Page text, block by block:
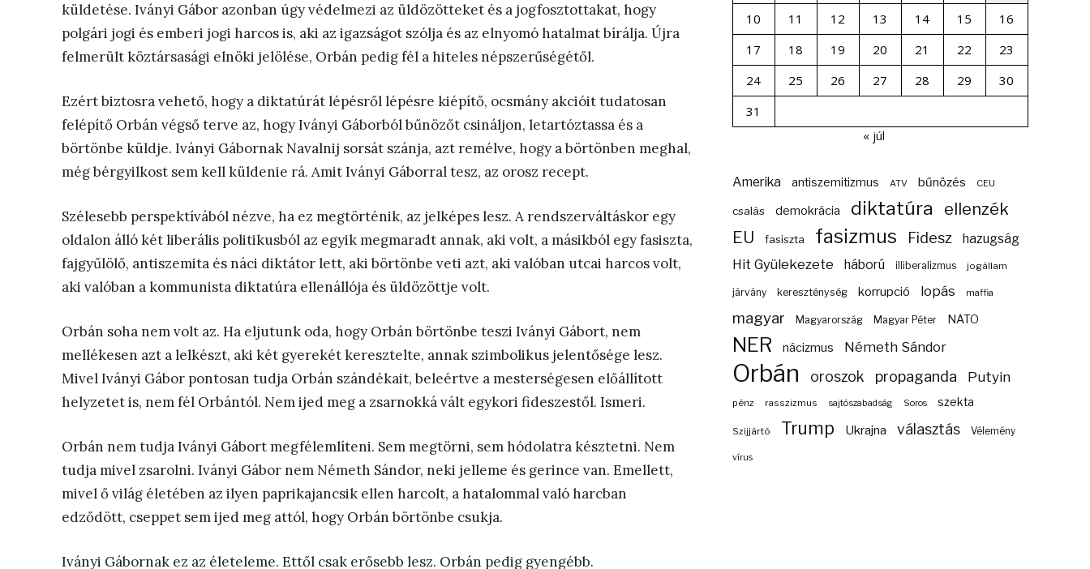
küldetése. Iványi Gábor azonban úgy védelmezi az üldözötteket és a jogfosztottakat, hogy
polgári jogi és emberi jogi harcos is, aki az igazságot szólja és az elnyomó hatalmat bírálja. Újra
felmerült köztársasági elnöki jelölése, Orbán pedig fél a hiteles népszerűségétől.
Ezért biztosra vehető, hogy a diktatúrát lépésről lépésre kiépítő, ocsmány akcióit tudatosan
felépítő Orbán végső terve az, hogy Iványi Gáborból bűnözőt csináljon, letartóztassa és a
börtönbe küldje. Iványi Gábornak Navalnij sorsát szánja, azt remélve, hogy a börtönben meghal,
még bérgyilkost sem kell küldenie rá. Amit Iványi Gáborral tesz, az orosz recept.
Szélesebb perspektívából nézve, ha ez megtörténik, az jelképes lesz. A rendszerváltáskor egy
oldalon álló két liberális politikusból az egyik megmaradt annak, aki volt, a másikból egy fasiszta,
fajgyűlölő, antiszemita és náci diktátor lett, aki börtönbe veti azt, aki valóban utcai harcos volt,
aki valóban a kommunista diktatúra ellenállója és üldözöttje volt.
Orbán soha nem volt az. Ha eljutunk oda, hogy Orbán börtönbe teszi Iványi Gábort, nem
mellékesen azt a lelkészt, aki két gyerekét keresztelte, annak szimbolikus jelentősége lesz.
Mivel Iványi Gábor pontosan tudja Orbán szándékait, beleértve a mesterségesen előállított
helyzetet is, nem fél Orbántól. Nem ijed meg a zsarnokká vált egykori fideszestől. Ismeri.
Orbán nem tudja Iványi Gábort megfélemlíteni. Sem megtörni, sem hódolatra késztetni. Nem
tudja mivel zsarolni. Iványi Gábor nem Németh Sándor, neki jelleme és gerince van. Emellett,
mivel ő világ életében az ilyen paprikajancsik ellen harcolt, a hatalommal való harcban
edződött, cseppet sem ijed meg attól, hogy Orbán börtönbe csukja.
Iványi Gábornak ez az életeleme. Ettől csak erősebb lesz. Orbán pedig gyengébb.
10
11 12 13 14 15
16
17
18 19 20 21 22
23
24
25 26 27 28 29
30
31
« júl
Amerika antiszemitizmus ATV bűnözés CEU
csalás demokrácia diktatúra ellenzék
EU fasiszta fasizmus Fidesz hazugság
Hit Gyülekezete háború illiberalizmus jogállam
járvány kereszténység korrupció lopás maffia
magyar Magyarország Magyar Péter NATO
NER nácizmus Németh Sándor
Orbán oroszok propaganda Putyin
pénz rasszizmus sajtószabadság Soros szekta
Szijjártó Trump Ukrajna választás Vélemény
vírus